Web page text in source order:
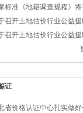
习近平新时代中国特色社
标准《地籍调查规程》
召开土地估价行业公益
召开土地估价行业公益
证
省价格认证中心扎实做